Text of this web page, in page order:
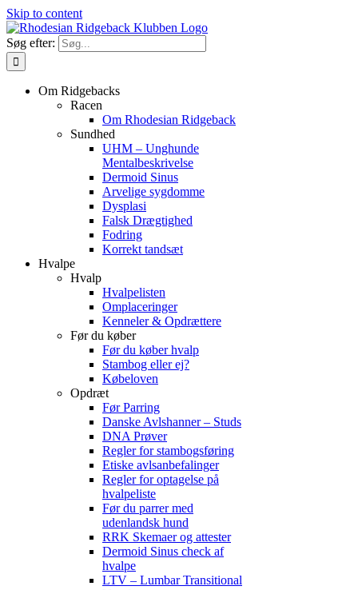
Skip to content
Søg efter:
Om Ridgebacks
Racen
Om Rhodesian Ridgeback
Sundhed
UHM – Unghunde
Mentalbeskrivelse
Dermoid Sinus
Arvelige sygdomme
Dysplasi
Falsk Drægtighed
Fodring
Korrekt tandsæt
Hvalpe
Hvalp
Hvalpelisten
Omplaceringer
Kenneler & Opdrættere
Før du køber
Før du køber hvalp
Stambog eller ej?
Købeloven
Opdræt
Før Parring
Danske Avlshanner – Studs
DNA Prøver
Regler for stambogsføring
Etiske avlsanbefalinger
Regler for optagelse på
hvalpeliste
Før du parrer med
udenlandsk hund
RRK Skemaer og attester
Dermoid Sinus check af
hvalpe
LTV – Lumbar Transitional